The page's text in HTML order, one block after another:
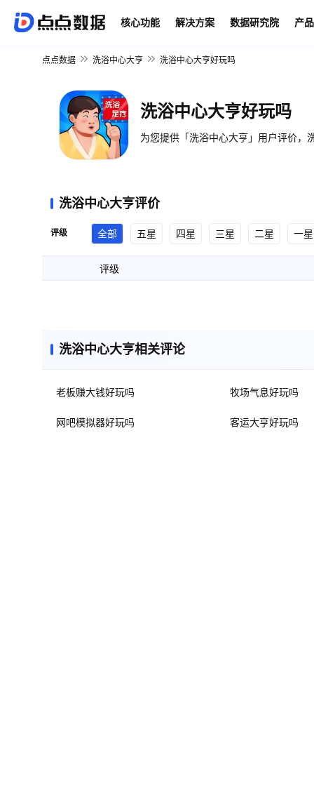
核心功能 解决方案 数据研究院 产
点点数据 洗浴中心大亨 洗浴中心大亨好玩吗
洗浴中心大亨好玩吗
为您提供「洗浴中心大亨」用户评价，
洗浴中心大亨评价
评级 全部 五星 四星 三星 二星 一星
评级
洗浴中心大亨相关评论
老板赚大钱好玩吗 牧场气息好玩吗
网吧模拟器好玩吗 客运大亨好玩吗